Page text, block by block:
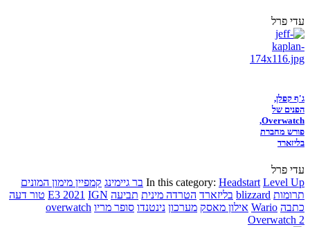
עדי פרל
ג'ף קפלן,
הפנים של
Overwatch,
פורש מחברת
בליזארד
עדי פרל
In this category: Headstart Level Up בר גיימינג קמפיין מימון המונים
תרומות blizzard בליזארד הטרדה מינית תביעה E3 2021 IGN
טור דעה
כתבה Wario אילון מאסק מערכון נינטנדו סופר מריו overwatch
Overwatch 2